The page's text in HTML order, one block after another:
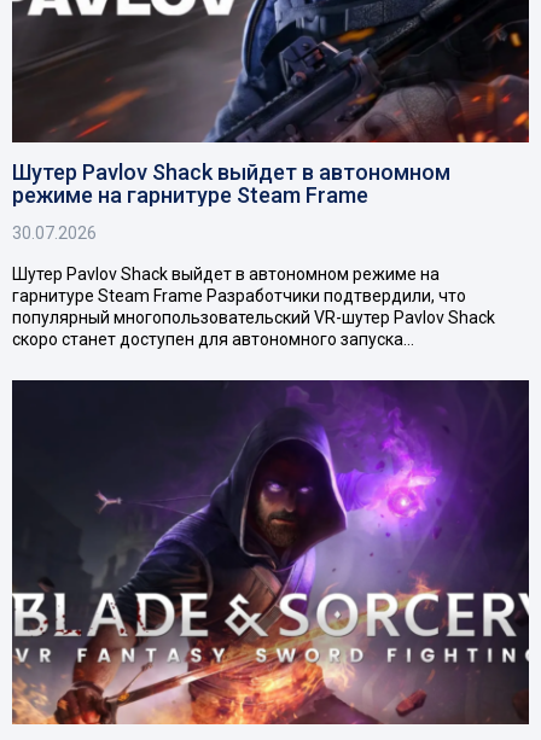
Шутер Pavlov Shack выйдет в автономном
режиме на гарнитуре Steam Frame
30.07.2026
Шутер Pavlov Shack выйдет в автономном режиме на
гарнитуре Steam Frame Разработчики подтвердили, что
популярный многопользовательский VR-шутер Pavlov Shack
скоро станет доступен для автономного запуска…